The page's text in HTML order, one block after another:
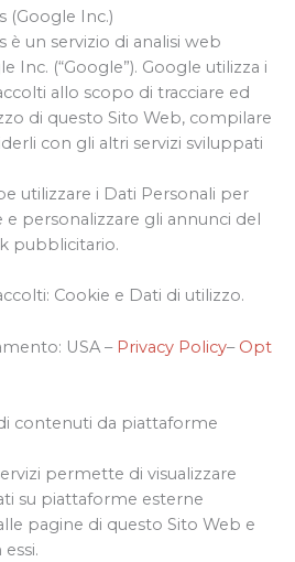
(Google Inc.)
è un servizio di analisi web
Inc. (“Google”). Google utilizza i
allo scopo di tracciare ed
di questo Sito Web, compilare
con gli altri servizi sviluppati
utilizzare i Dati Personali per
e personalizzare gli annunci del
pubblicitario.
Cookie e Dati di utilizzo.
USA – Privacy Policy– Opt
contenuti da piattaforme
permette di visualizzare
su piattaforme esterne
pagine di questo Sito Web e